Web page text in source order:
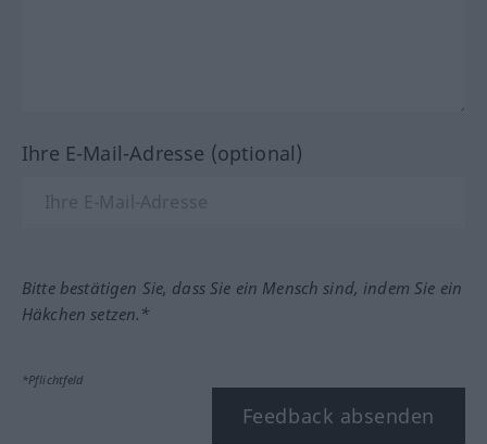
Ihre E-Mail-Adresse (optional)
Bitte bestätigen Sie, dass Sie ein Mensch sind, indem Sie ein
Häkchen setzen.*
*Pflichtfeld
Feedback absenden